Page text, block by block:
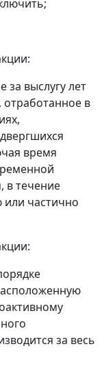
за выслугу лет
отработанное в
время
в течение
или частично
за весь